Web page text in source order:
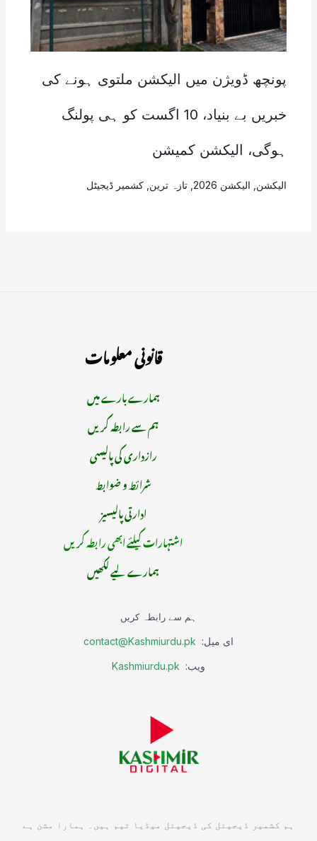
پونچھ ڈویژن میں الیکشن ملتوی ہونے کی
خبریں بے بنیاد، 10 اگست کو ہی پولنگ
ہوگی، الیکشن کمیشن
الیکشن الیکشن 2026 , تازہ ترین کشمیر ڈیجیٹل
قانونی معلومات
ہمارے بارے میں
ہم سے رابطہ کریں
رازداری کی پالیسی
شرائط و ضوابط
ادارتی پالیسیز
اشتہارات کیلئے ابھی رابطہ کریں
ہمارے لیے لکھیں
ہم سے رابطہ کریں
ای میل: contact@Kashmiurdu.pk
ویب: Kashmiurdu.pk
ہم کشمیر ڈیجیٹل کی ڈیجیٹل میڈیا ٹیم ہیں۔ ہمارا مشن ہے